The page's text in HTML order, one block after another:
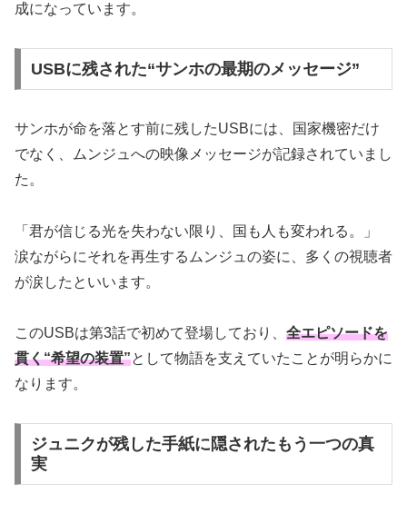
成になっています。
USBに残された“サンホの最期のメッセージ”
サンホが命を落とす前に残したUSBには、国家機密だけ
でなく、ムンジュへの映像メッセージが記録されていまし
た。
「君が信じる光を失わない限り、国も人も変われる。」
涙ながらにそれを再生するムンジュの姿に、多くの視聴者
が涙したといいます。
このUSBは第3話で初めて登場しており、 全エピソードを
貫く“希望の装置”として物語を支えていたことが明らかに
なります。
ジュニクが残した手紙に隠されたもう一つの真
実